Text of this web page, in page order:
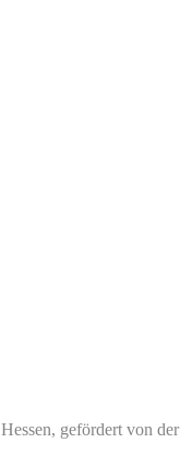
gefördert von der